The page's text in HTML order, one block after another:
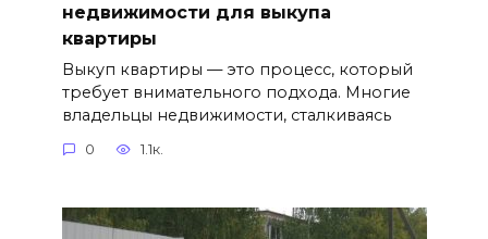
недвижимости для выкупа
квартиры
Выкуп квартиры — это процесс, который
требует внимательного подхода. Многие
владельцы недвижимости, сталкиваясь
0 1.1к.